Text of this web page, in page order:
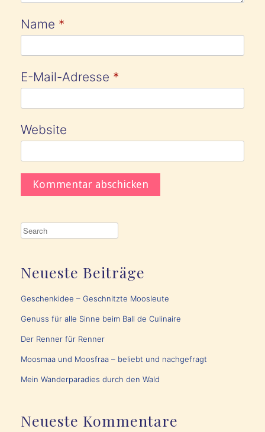
Name *
E-Mail-Adresse *
Website
Neueste Beiträge
Geschenkidee – Geschnitzte Moosleute
Genuss für alle Sinne beim Ball de Culinaire
Der Renner für Renner
Moosmaa und Moosfraa – beliebt und nachgefragt
Mein Wanderparadies durch den Wald
Neueste Kommentare